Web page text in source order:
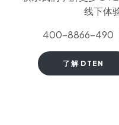
线下体
400-8866-490
了解 DTEN